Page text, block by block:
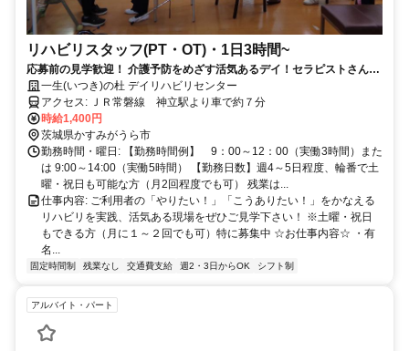
リハビリスタッフ(PT・OT)・1日3時間~
応募前の見学歓迎！ 介護予防をめざす活気あるデイ！セラピストさん募
集！一生(いつき)の杜 デイリハビリセンター
アクセス: ＪＲ常磐線 神立駅より車で約７分
時給1,400円
茨城県かすみがうら市
勤務時間・曜日: 【勤務時間例】 9：00～12：00（実働3時間）また
は 9:00～14:00（実働5時間） 【勤務日数】週4～5日程度、輪番で土
曜・祝日も可能な方（月2回程度でも可） 残業は...
仕事内容: ご利用者の「やりたい！」「こうありたい！」をかなえる
リハビリを実践、活気ある現場をぜひご見学下さい！ ※土曜・祝日
もできる方（月に１～２回でも可）特に募集中 ☆お仕事内容☆ ・有
名...
固定時間制 残業なし 交通費支給 週2・3日からOK シフト制
アルバイト・パート